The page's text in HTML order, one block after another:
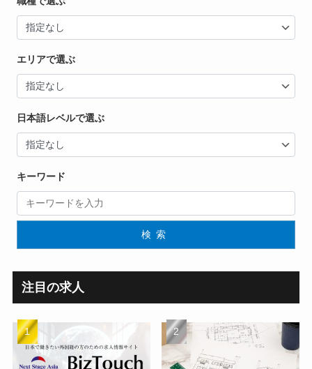
エリアで選ぶ
日本語レベルで選ぶ
キーワード
検索
注目の求人